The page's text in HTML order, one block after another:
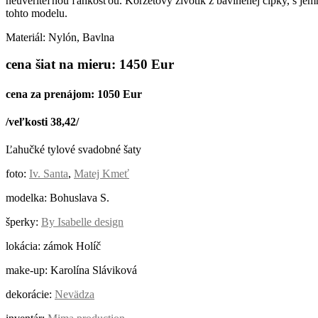
tohto modelu.
Materiál: Nylón, Bavlna
cena šiat na mieru: 1450 Eur
cena za prenájom: 1050 Eur
/veľkosti 38,42/
Ľahučké tylové svadobné šaty
foto: Iv. Santa, Matej Kmeť
modelka: Bohuslava S.
šperky: By Isabelle design
lokácia: zámok Holíč
make-up: Karolína Sláviková
dekorácie: Nevädza